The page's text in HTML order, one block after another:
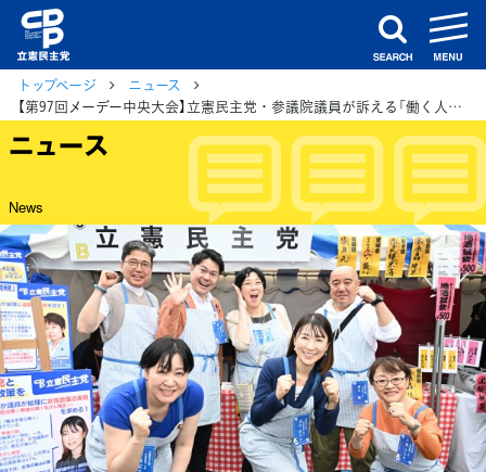
search
トップページ
ニュース
【第97回メーデー中央大会】立憲民主党・参議院議員が訴える「働く人が報われる社会」への転換
ニュース
News